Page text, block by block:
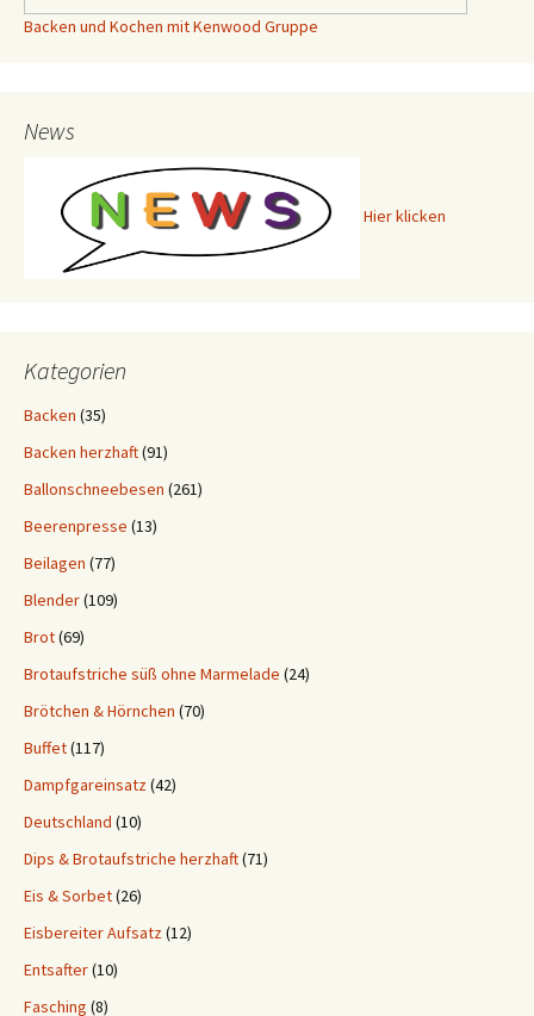
Backen und Kochen mit Kenwood Gruppe
News
Hier klicken
Kategorien
Backen (35)
Backen herzhaft(91)
Ballonschneebesen (261)
Beerenpresse (13)
Beilagen (77)
Blender(109)
Brot(69)
Brotaufstriche süß ohne Marmelade (24)
Brötchen & Hörnchen (70)
Buffet(117)
Dampfgareinsatz(42)
Deutschland (10)
Dips & Brotaufstriche herzhaft(71)
Eis & Sorbet(26)
Eisbereiter Aufsatz(12)
Entsafter(10)
Fasching (8)